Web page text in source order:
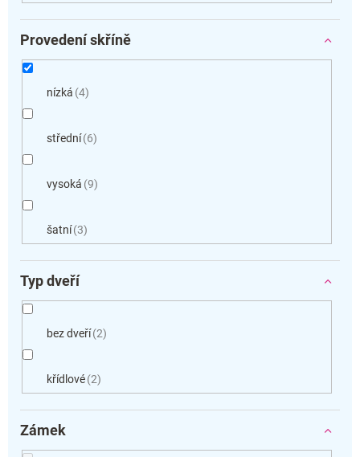
Provedení skříně
nízká 4
střední 6
vysoká 9
šatní 3
Typ dveří
bez dveří 2
křídlové 2
Zámek